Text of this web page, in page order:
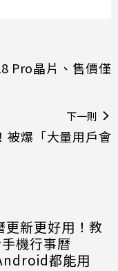
Pro晶片、售價僅
下一則
被爆「大量用戶會
更新更好用！教
機行事曆
都能用